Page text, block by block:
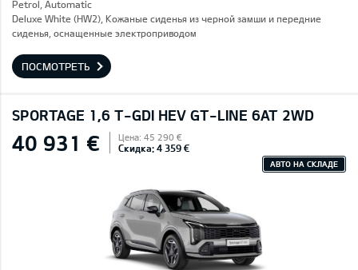
Petrol, Automatic
Deluxe White (HW2), Кожаные сиденья из черной замши и передние
сиденья, оснащенные электроприводом
ПОСМОТРЕТЬ
SPORTAGE 1,6 T-GDI HEV GT-LINE 6AT 2WD
40 931 € Цена: 45 290 €
Скидка: 4 359 €
АВТО НА СКЛАДЕ